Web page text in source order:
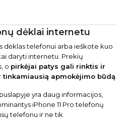
dėklai internetu
dėklas telefonui arba ieškote kuo
daryti internetu. Prekių
o pirkėjai patys gali rinktis ir
apmokėjimo būdą
yra daug informacijos,
iPhone 11 Pro telefonų
telefonu ir ne tik.